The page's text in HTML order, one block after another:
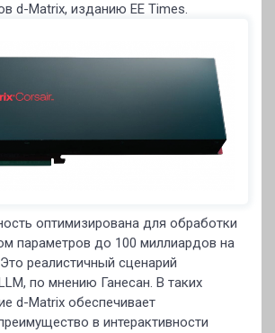
d-Matrix, изданию EE Times.
оптимизирована для обработки
параметров до 100 миллиардов на
реалистичный сценарий
по мнению Ганесан. В таких
d-Matrix обеспечивает
в интерактивности